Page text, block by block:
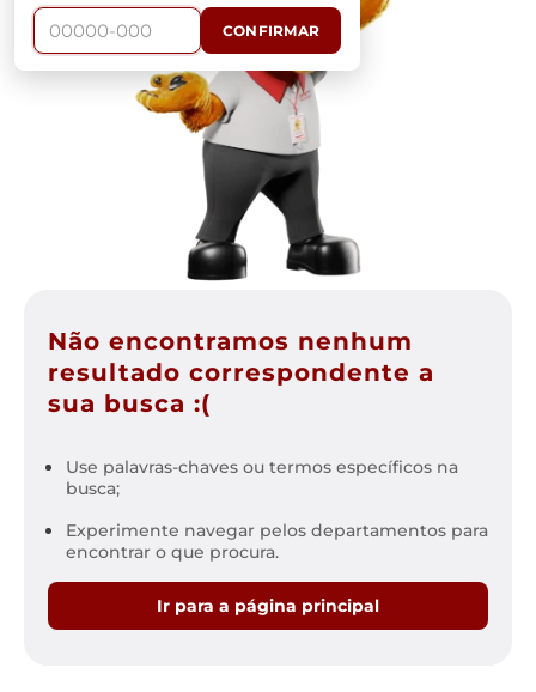
CONFIRMAR
Não encontramos nenhum
resultado correspondente a
sua busca :(
Use palavras-chaves ou termos específicos na
busca;
Experimente navegar pelos departamentos para
encontrar o que procura.
Ir para a página principal